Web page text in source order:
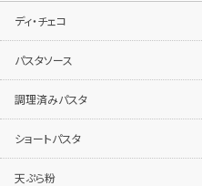
ディ・チェコ
パスタソース
調理済みパスタ
ショートパスタ
天ぷら粉